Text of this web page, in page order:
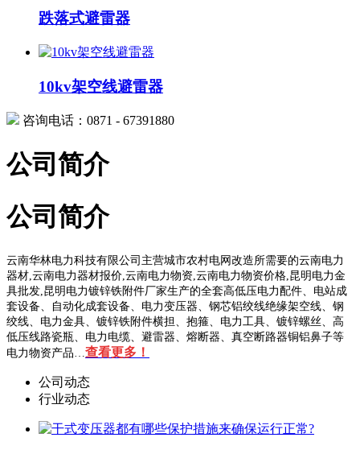
跌落式避雷器
10kv架空线避雷器
咨询电话：0871 - 67391880
公司简介
公司简介
云南华林电力科技有限公司主营城市农村电网改造所需要的云南电力
器材,云南电力器材报价,云南电力物资,云南电力物资价格,昆明电力金
具批发,昆明电力镀锌铁附件厂家生产的全套高低压电力配件、电站成
套设备、自动化成套设备、电力变压器、钢芯铝绞线绝缘架空线、钢
绞线、电力金具、镀锌铁附件横担、抱箍、电力工具、镀锌螺丝、高
低压线路瓷瓶、电力电缆、避雷器、熔断器、真空断路器铜铝鼻子等
电力物资产品… 查看更多！
公司动态
行业动态